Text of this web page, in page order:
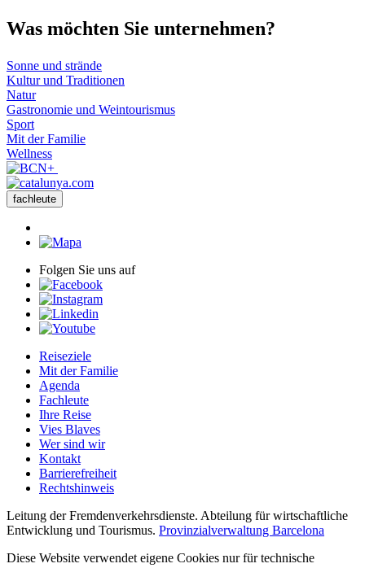
Was möchten Sie unternehmen?
Sonne und strände
Kultur und Traditionen
Natur
Gastronomie und Weintourismus
Sport
Mit der Familie
Wellness
fachleute
Folgen Sie uns auf
Reiseziele
Mit der Familie
Agenda
Fachleute
Ihre Reise
Vies Blaves
Wer sind wir
Kontakt
Barrierefreiheit
Rechtshinweis
Leitung der Fremdenverkehrsdienste. Abteilung für wirtschaftliche
Entwicklung und Tourismus. Provinzialverwaltung Barcelona
Diese Website verwendet eigene Cookies nur für technische